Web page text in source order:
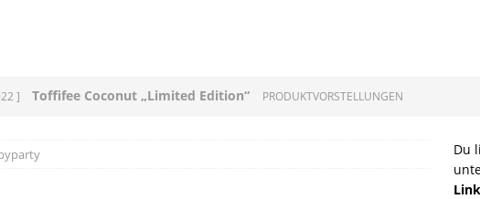
] Toffifee Coconut „Limited Edition“ PRODUKTVORSTELLUNGEN
Du
Link